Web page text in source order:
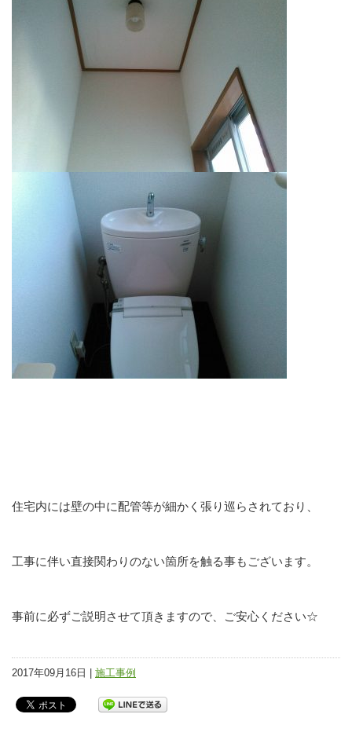
住宅内には壁の中に配管等が細かく張り巡らされており、
工事に伴い直接関わりのない箇所を触る事もございます。
事前に必ずご説明させて頂きますので、ご安心ください☆
2017年09月16日 | 施工事例